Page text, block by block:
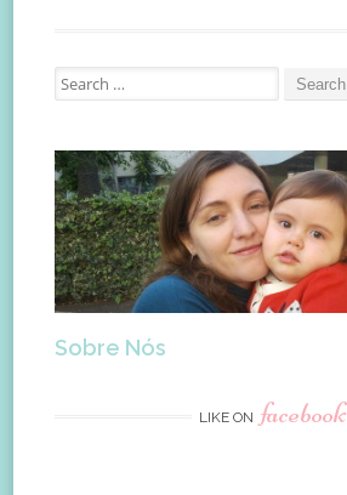
Search
for:
Sobre Nós
LIKE ON facebook